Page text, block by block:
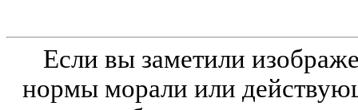
Если вы заметили
нормы морали или